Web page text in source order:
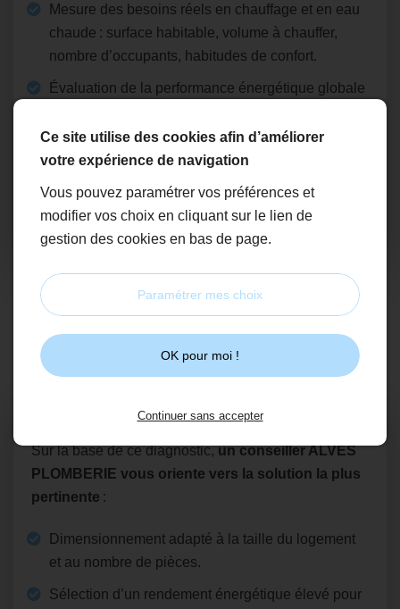
Mesure des besoins réels en chauffage et en eau
chaude : surface habitable, volume à chauffer,
nombre d’occupants, habitudes de confort.
Évaluation de la performance énergétique globale
d’émetteurs).
Cette étape nous permet de connaître vos
possibles avant toute proposition.
2
Conseils personnalisés
Sur la base de ce diagnostic,un conseiller ALVES
PLOMBERIE vous oriente vers la solution la plus
pertinente :
Dimensionnement adapté à la taille du logement
et au nombre de pièces.
Sélection d’un rendement énergétique élevé pour
Ce site utilise des cookies afin d’améliorer
votre expérience de navigation
Vous pouvez paramétrer vos préférences et
modifier vos choix en cliquant sur le lien de
gestion des cookies en bas de page.
Paramétrer mes choix
OK pour moi !
Continuer sans accepter